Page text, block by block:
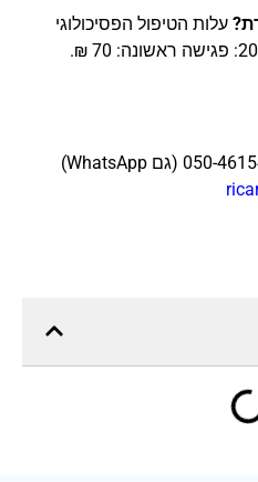
עלות הטיפול הפסיכולוגי
למבוטחי מאוחדת אפריל 2026: פגישה ראשונה: 70 ₪.
טלפון: 050-4615495 (גם WhatsApp)